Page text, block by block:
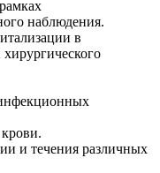
наблюдения.
в
и течения различных